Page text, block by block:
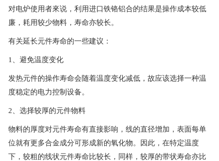
对电炉使用者來说，利用进口铁铬铝合的结果是操作成本较低
廉，耗用较少物料，寿命亦较长。
有关延长元件寿命的一些建议：
1、避免温度变化
发热元件的操作寿命会随着温度变化减低，故应该选择一种温
度稳定的电力控制设备。
2、选择较厚的元件物料
物料的厚度对元件寿命有直接影响，线的直径增加，表面每单
位就有更多合金成分可形成新的氧化物。因此，在特定温度
下，较粗的线状元件寿命比较长，同样，较厚的带状寿命亦比